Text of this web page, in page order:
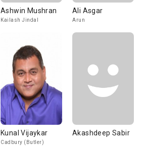
Ashwin Mushran
Kailash Jindal
Ali Asgar
Arun
Kunal Vijaykar
Cadbury (Butler)
Akashdeep Sabir